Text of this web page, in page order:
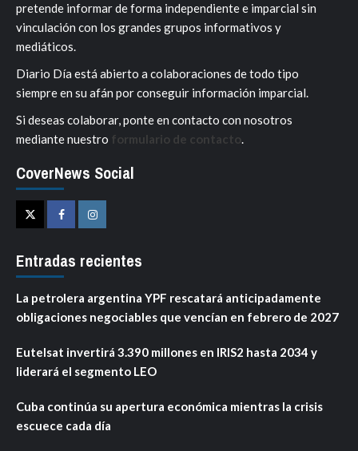
pretende informar de forma independiente e imparcial sin
vinculación con los grandes grupos informativos y
mediáticos.
Diario Día está abierto a colaboraciones de todo tipo
siempre en su afán por conseguir información imparcial.
Si deseas colaborar, ponte en contacto con nosotros
mediante nuestro formulario de contacto.
CoverNews Social
TwitterFacebookInstagram
Entradas recientes
La petrolera argentina YPF rescatará anticipadamente
obligaciones negociables que vencían en febrero de 2027
Eutelsat invertirá 3.390 millones en IRIS2 hasta 2034 y
liderará el segmento LEO
Cuba continúa su apertura económica mientras la crisis
escuece cada día